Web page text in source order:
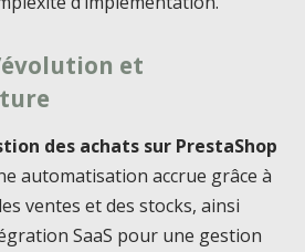
et
des achats sur PrestaShop
automatisation accrue grâce à
ventes et des stocks, ainsi
SaaS pour une gestion